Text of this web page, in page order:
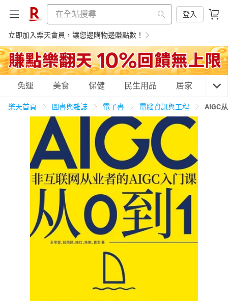
登入
立即加入樂天會員，讓您邊購物邊賺點數！
購物網分類
天天免運 美食蛋糕 養生保健
居家生活 3C家電 運動休閒 親子玩具
女裝 男裝 化妝保養
免運 美食 保健 民生用品 居家 3C
樂天首頁 圖書與雜誌 電子書 電腦資訊與工程 AIGC